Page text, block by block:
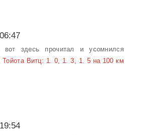
здесь прочитал и усомнился
Тойота Витц: 1. 0, 1. 3, 1. 5 на 100 км